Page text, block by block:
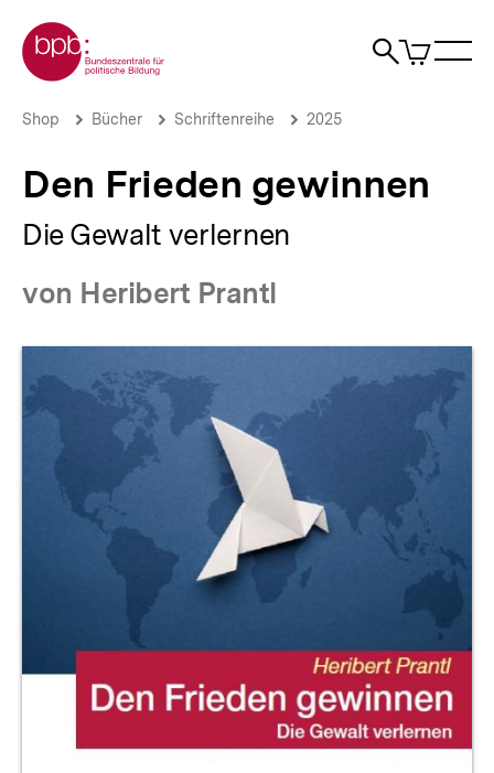
zum
Seiteninhalt
springen
Zur Startseite der bpb
Suche
Artikel
im
Den
bpb.de
Brotkrümelnavigation
Pfadnavigation
Shop Bücher Schriftenreihe 2025
Den Frieden gewinnen
Die Gewalt verlernen
von Heribert Prantl
Produktvorschau